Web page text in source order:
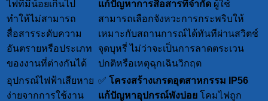
ไฟที่มีน้อยเกินไป
ทำให้ไม่สามารถ
สื่อสารระดับความ
อันตรายหรือประเภท
ของงานที่ต่างกันได้
แก้ปัญหาการสื่อสารที่จำกัด ผู้ใช้
สามารถเลือกจังหวะการกระพริบให้
เหมาะกับสถานการณ์ได้ทันทีผ่านสวิตช์
จุดบุหรี่ ไม่ว่าจะเป็นการลาดตระเวน
ปกติหรือเหตุฉุกเฉินวิกฤต
อุปกรณ์ไฟฟ้าเสียหาย
ง่ายจากการใช้งาน
✅ โครงสร้างเกรดอุตสาหกรรม IP56
แก้ปัญหาอุปกรณ์พังบ่อย โคมไฟถูก